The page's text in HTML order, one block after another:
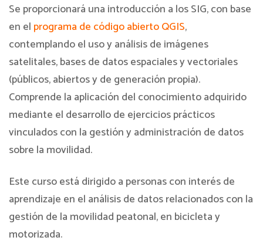
Se proporcionará una introducción a los SIG, con base
en el programa de código abierto QGIS,
contemplando el uso y análisis de imágenes
satelitales, bases de datos espaciales y vectoriales
(públicos, abiertos y de generación propia).
Comprende la aplicación del conocimiento adquirido
mediante el desarrollo de ejercicios prácticos
vinculados con la gestión y administración de datos
sobre la movilidad.
Este curso está dirigido a personas con interés de
aprendizaje en el análisis de datos relacionados con la
gestión de la movilidad peatonal, en bicicleta y
motorizada.